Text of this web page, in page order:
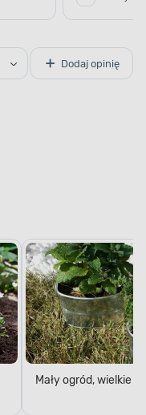
Dodaj opinię
Mały ogród, wielkie